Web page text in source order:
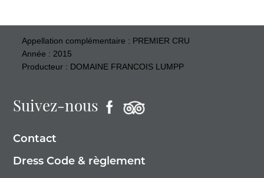
Appellation complémentaire : PREMIER CRU
Année : 2015
Producteur : DOMAINE FRANCOIS LUMPP
Suivez-nous
Contact
Dress Code & règlement